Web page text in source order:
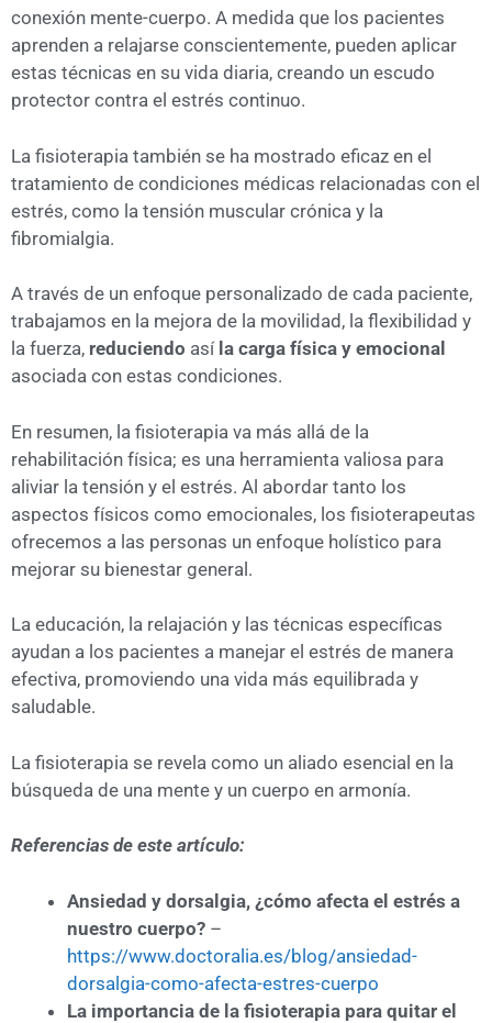
conexión mente-cuerpo. A medida que los pacientes
aprenden a relajarse conscientemente, pueden aplicar
estas técnicas en su vida diaria, creando un escudo
protector contra el estrés continuo.
La fisioterapia también se ha mostrado eficaz en el
tratamiento de condiciones médicas relacionadas con el
estrés, como la tensión muscular crónica y la
fibromialgia.
A través de un enfoque personalizado de cada paciente,
trabajamos en la mejora de la movilidad, la flexibilidad y
la fuerza, reduciendo así la carga física y emocional
asociada con estas condiciones.
En resumen, la fisioterapia va más allá de la
rehabilitación física; es una herramienta valiosa para
aliviar la tensión y el estrés. Al abordar tanto los
aspectos físicos como emocionales, los fisioterapeutas
ofrecemos a las personas un enfoque holístico para
mejorar su bienestar general.
La educación, la relajación y las técnicas específicas
ayudan a los pacientes a manejar el estrés de manera
efectiva, promoviendo una vida más equilibrada y
saludable.
La fisioterapia se revela como un aliado esencial en la
búsqueda de una mente y un cuerpo en armonía.
Referencias de este artículo:
Ansiedad y dorsalgia, ¿cómo afecta el estrés a
nuestro cuerpo? –
https://www.doctoralia.es/blog/ansiedad-
dorsalgia-como-afecta-estres-cuerpo
La importancia de la fisioterapia para quitar el